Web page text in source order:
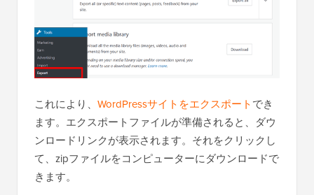
これにより、 WordPressサイトをエクスポートでき
ます。エクスポートファイルが準備されると、ダウ
ンロードリンクが表示されます。それをクリックし
て、zipファイルをコンピューターにダウンロードで
きます。